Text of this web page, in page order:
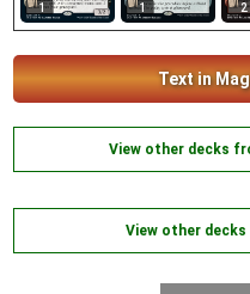
1 1 2
Text in
View other decks
View other